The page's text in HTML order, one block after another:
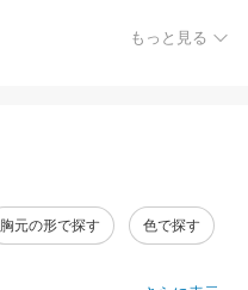
もっと見る
胸元の形で探す 色で探す